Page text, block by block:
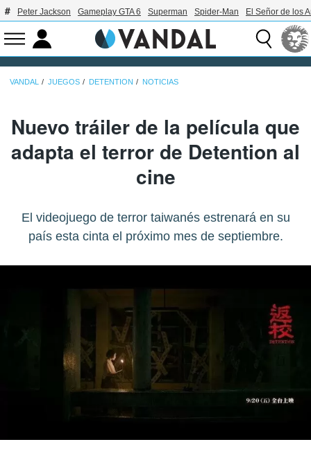
Peter Jackson Gameplay GTA 6 Superman Spider-Man El Señor de los
VANDAL JUEGOS DETENTION NOTICIAS
Nuevo tráiler de la película que
adapta el terror de Detention al
cine
El videojuego de terror taiwanés estrenará en su
país esta cinta el próximo mes de septiembre.